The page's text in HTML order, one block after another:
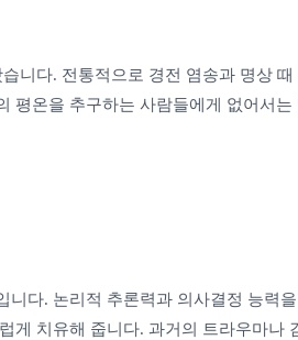
니다. 전통적으로 경전 염송과 명상
평온을 추구하는 사람들에게 없어서는
다. 논리적 추론력과 의사결정 능력
게 치유해 줍니다. 과거의 트라우마나